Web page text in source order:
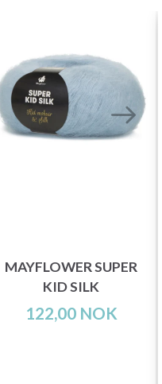
MAYFLOWER SUPER
KID SILK
122,00 NOK